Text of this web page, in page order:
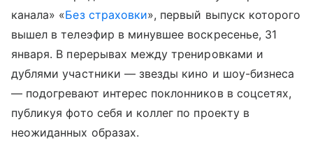
канала» «Без страховки», первый выпуск которого
вышел в телеэфир в минувшее воскресенье, 31
января. В перерывах между тренировками и
дублями участники — звезды кино и шоу-бизнеса
— подогревают интерес поклонников в соцсетях,
публикуя фото себя и коллег по проекту в
неожиданных образах.